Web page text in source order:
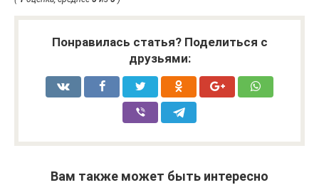
Понравилась статья? Поделиться с
друзьями:
Вам также может быть интересно